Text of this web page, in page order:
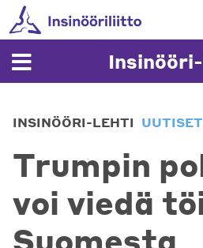
Skip
to
content
INSINÖÖRI-LEHTI UUTISET
Trumpin
voi viedä
Suomesta